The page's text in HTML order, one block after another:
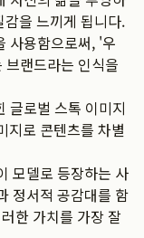
을 느끼게 됩니다.
사용함으로써, '우
랜드라는 인식을
글로벌 스톡 이미지
지로 콘텐츠를 차별
모델로 등장하는 사
정서적 공감대를 함
한 가치를 가장 잘